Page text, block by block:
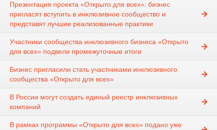
Презентация проекта «Открыто для всех»: бизнес
пригласят вступить в инклюзивное сообщество и
представят лучшие реализованные практики
Участники сообщества инклюзивного бизнеса «Открыто
для всех» подвели промежуточные итоги
Бизнес пригласили стать участниками инклюзивного
сообщества «Открыто для всех»
В России могут создать единый реестр инклюзивных
компаний
В рамках программы «Открыто для всех» подано уже